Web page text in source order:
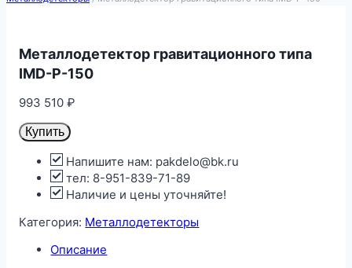
Металлодетектор гравитационного типа
IMD-P-150
993 510₽
Купить
Напишите нам: pakdelo@bk.ru
тел: 8-951-839-71-89
Наличие и цены уточняйте!
Категория: Металлодетекторы
Описание